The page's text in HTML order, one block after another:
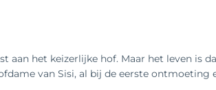
aan het keizerlijke hof. Maar het leven is
van Sisi, al bij de eerste ontmoeting